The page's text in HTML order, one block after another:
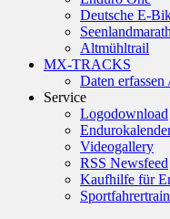
Deutsche E-
Altmühltrail
MX-TRACKS
Daten erfassen
Service
Logodownload
Videogallery
RSS Newsfeed
Kaufhilfe für